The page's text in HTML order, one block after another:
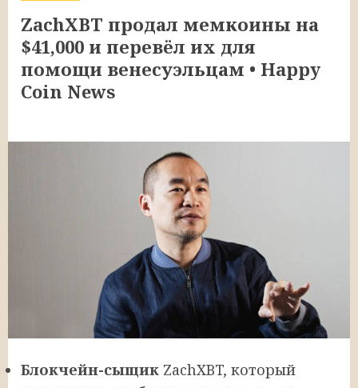
ZachXBT продал мемкоины на
$41,000 и перевёл их для
помощи венесуэльцам • Happy
Coin News
Блокчейн-сыщик ZachXBT, который